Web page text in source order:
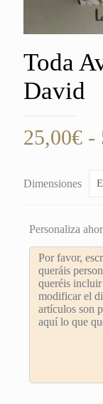
Toda
David
25,00€ -
Dimensiones
Personaliza